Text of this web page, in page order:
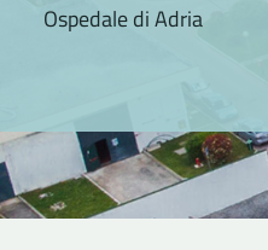
Ospedale di Adria